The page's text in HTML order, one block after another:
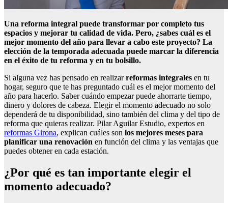
Una reforma integral puede transformar por completo tus
espacios y mejorar tu calidad de vida. Pero, ¿sabes cuál es el
mejor momento del año para llevar a cabo este proyecto? La
elección de la temporada adecuada puede marcar la diferencia
en el éxito de tu reforma y en tu bolsillo.
Si alguna vez has pensado en realizarreformas integrales en tu
hogar, seguro que te has preguntado cuál es el mejor momento del
año para hacerlo. Saber cuándo empezar puede ahorrarte tiempo,
dinero y dolores de cabeza. Elegir el momento adecuado no solo
dependerá de tu disponibilidad, sino también del clima y del tipo de
reforma que quieras realizar. Pilar Aguilar Estudio, expertos en
reformas Girona, explican cuáles son los mejores meses para
planificar una renovación en función del clima y las ventajas que
puedes obtener en cada estación.
¿Por qué es tan importante elegir el
momento adecuado?